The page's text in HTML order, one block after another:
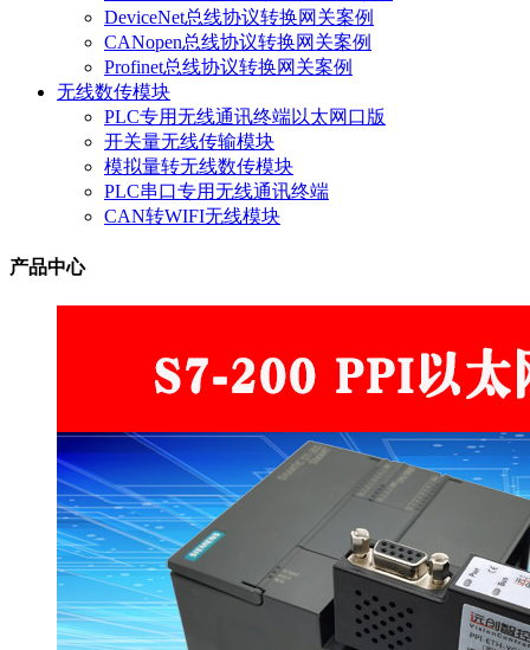
DeviceNet总线协议转换网关案例
CANopen总线协议转换网关案例
Profinet总线协议转换网关案例
无线数传模块
PLC专用无线通讯终端以太网口版
开关量无线传输模块
模拟量转无线数传模块
PLC串口专用无线通讯终端
CAN转WIFI无线模块
产品中心